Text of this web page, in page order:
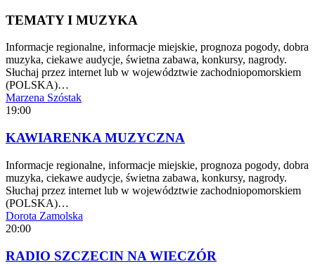
TEMATY I MUZYKA
Informacje regionalne, informacje miejskie, prognoza pogody, dobra
muzyka, ciekawe audycje, świetna zabawa, konkursy, nagrody.
Słuchaj przez internet lub w województwie zachodniopomorskiem
(POLSKA)…
Marzena Szóstak
19:00
KAWIARENKA MUZYCZNA
Informacje regionalne, informacje miejskie, prognoza pogody, dobra
muzyka, ciekawe audycje, świetna zabawa, konkursy, nagrody.
Słuchaj przez internet lub w województwie zachodniopomorskiem
(POLSKA)…
Dorota Zamolska
20:00
RADIO SZCZECIN NA WIECZÓR